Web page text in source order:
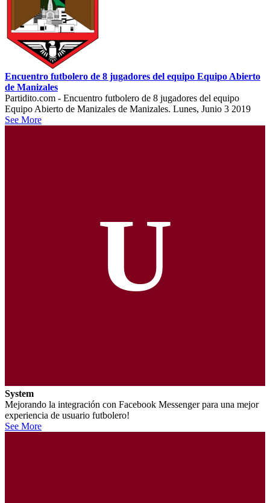
Encuentro futbolero de 8 jugadores del equipo Equipo Abierto
de Manizales
Partidito.com - Encuentro futbolero de 8 jugadores del equipo
Equipo Abierto de Manizales de Manizales. Lunes, Junio 3 2019
See More
U
System
Mejorando la integración con Facebook Messenger para una mejor
experiencia de usuario futbolero!
See More